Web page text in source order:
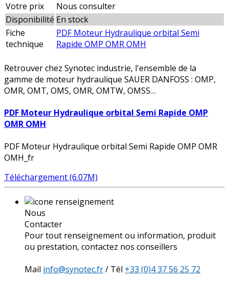
Votre prix
Nous consulter
Disponibilité En stock
Fiche
technique
PDF Moteur Hydraulique orbital Semi
Rapide OMP OMR OMH
Retrouver chez Synotec industrie, l'ensemble de la
gamme de moteur hydraulique SAUER DANFOSS : OMP,
OMR, OMT, OMS, OMR, OMTW, OMSS…
PDF Moteur Hydraulique orbital Semi Rapide OMP
OMR OMH
PDF Moteur Hydraulique orbital Semi Rapide OMP OMR
OMH_fr
Téléchargement (6.07M)
Nous
Contacter
Pour tout renseignement ou information, produit
ou prestation, contactez nos conseillers
Mail info@synotec.fr/ Tél +33 (0)4 37 56 25 72